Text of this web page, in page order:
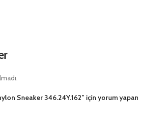
Sneaker 346.24Y.162” için yorum yapan